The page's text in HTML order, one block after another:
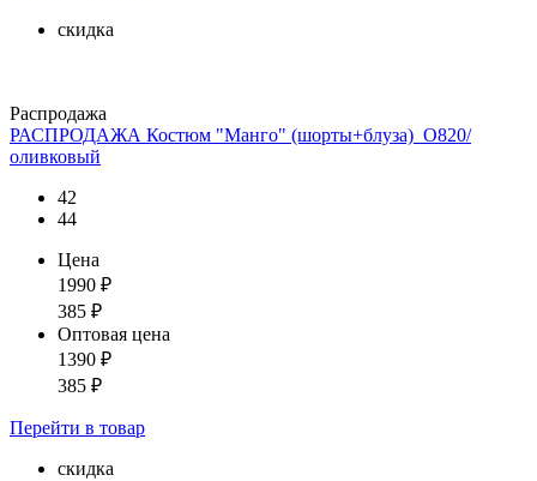
скидка
Распродажа
РАСПРОДАЖА Костюм "Манго" (шорты+блуза)_О820/
оливковый
42
44
Цена
1990 ₽
385 ₽
Оптовая цена
1390 ₽
385 ₽
Перейти в товар
скидка